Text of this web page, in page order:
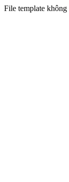
File template